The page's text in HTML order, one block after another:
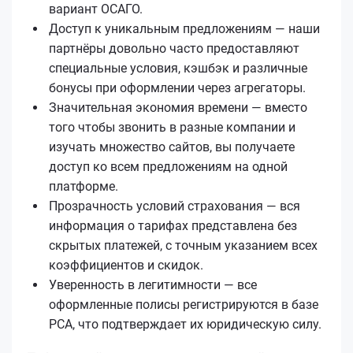
вариант ОСАГО.
Доступ к уникальным предложениям — наши
партнёры довольно часто предоставляют
специальные условия, кэшбэк и различные
бонусы при оформлении через агрегаторы.
Значительная экономия времени — вместо
того чтобы звонить в разные компании и
изучать множество сайтов, вы получаете
доступ ко всем предложениям на одной
платформе.
Прозрачность условий страхования — вся
информация о тарифах представлена без
скрытых платежей, с точным указанием всех
коэффициентов и скидок.
Уверенность в легитимности — все
оформленные полисы регистрируются в базе
РСА, что подтверждает их юридическую силу.